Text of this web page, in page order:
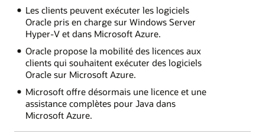
Les clients peuvent exécuter les logiciels
Oracle pris en charge sur Windows Server
Hyper-V et dans Microsoft Azure.
Oracle propose la mobilité des licences aux
clients qui souhaitent exécuter des logiciels
Oracle sur Microsoft Azure.
Microsoft offre désormais une licence et une
assistance complètes pour Java dans
Microsoft Azure.